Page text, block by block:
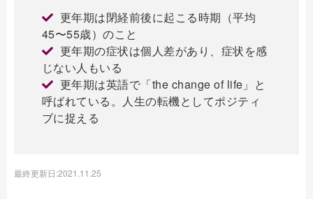
更年期は閉経前後に起こる時期（平均
45〜55歳）のこと
更年期の症状は個人差があり、症状を感
じない人もいる
更年期は英語で「the change of life」と
呼ばれている。人生の転機としてポジティ
ブに捉える
最終更新日:2021.11.25